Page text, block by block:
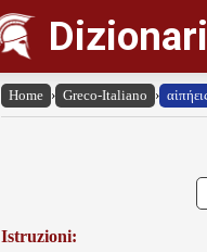
Home › Greco-Italiano ›
Istruzioni: